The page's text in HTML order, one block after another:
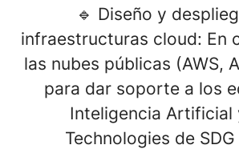
🔹 Diseño y
infraestructuras cloud: En
las nubes públicas (AWS,
para dar soporte a los
Inteligencia Artificial
Technologies de